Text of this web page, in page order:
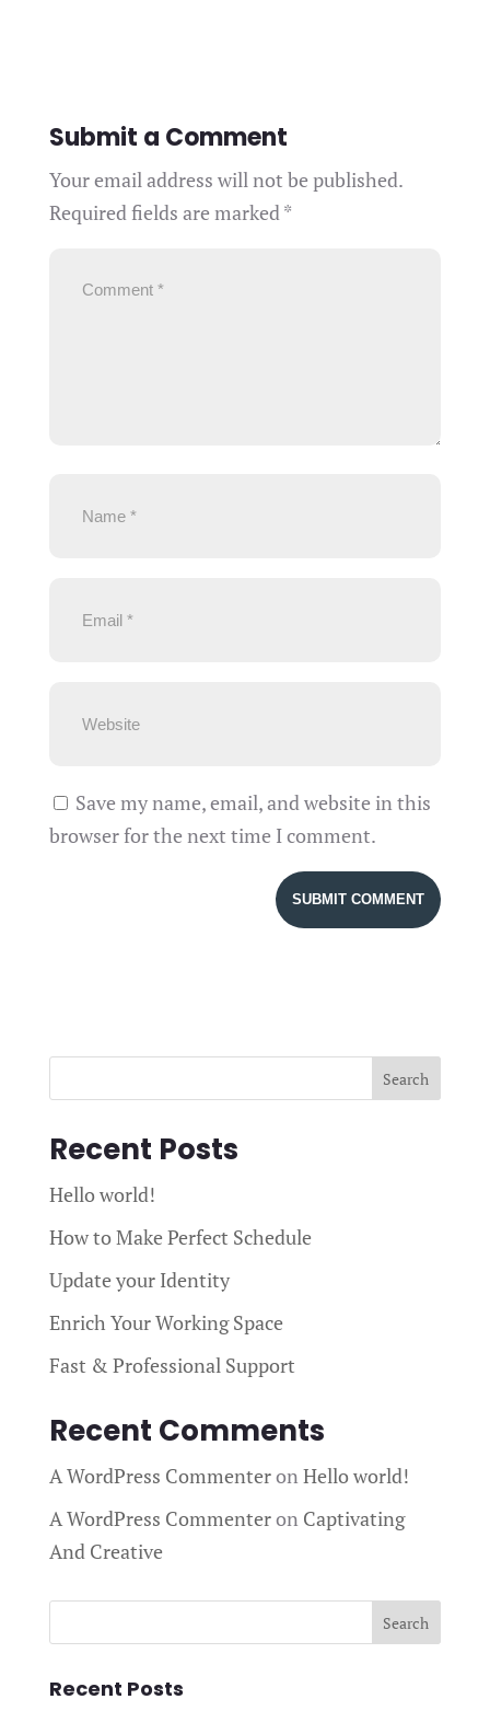
Submit a Comment
Your email address will not be published.
Required fields are marked*
Save my name, email, and website in this
browser for the next time I comment.
Search
Recent Posts
Hello world!
How to Make Perfect Schedule
Update your Identity
Enrich Your Working Space
Fast & Professional Support
Recent Comments
A WordPress CommenteronHello world!
A WordPress Commenteron Captivating
And Creative
Recent Posts